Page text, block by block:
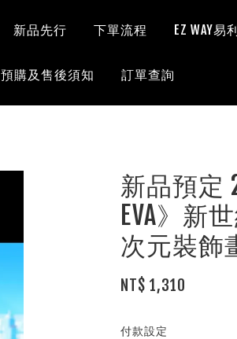
新品先行 下單流程 EZ WAY
預購及售後須知 訂單查詢
新品預定
EVA》新
次元裝飾
NT$ 1,310
付款設定